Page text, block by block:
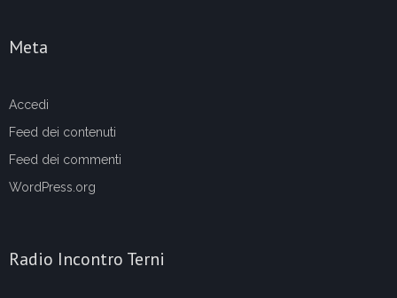
Meta
Accedi
Feed dei contenuti
Feed dei commenti
WordPress.org
Radio Incontro Terni